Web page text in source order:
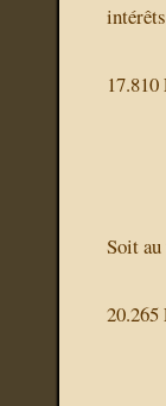
17.810
Soit